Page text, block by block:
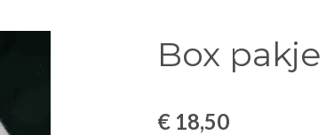
Box pakje
€ 18,50